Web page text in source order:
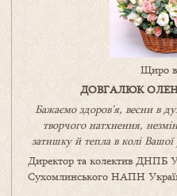
Щиро
ДОВГАЛЮК
Бажаємо здоров’я, весни в
творчого натхнення,
затишкуйтепла в коліВашої
Директор та колектив ДНПБ
Сухомлинського НАПН